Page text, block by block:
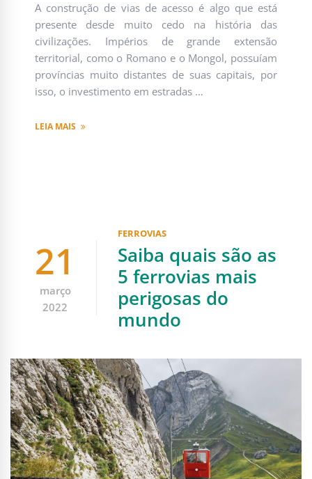
A construção de vias de acesso é algo que está
presente desde muito cedo na história das
civilizações. Impérios de grande extensão
territorial, como o Romano e o Mongol, possuíam
províncias muito distantes de suas capitais, por
isso, o investimento em estradas …
LEIA MAIS
21
março
2022
FERROVIAS
Saiba quais são as
5 ferrovias mais
perigosas do
mundo